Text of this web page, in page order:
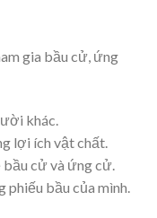
gia bầu cử, ứng
khác.
lợi ích vật chất.
cử và ứng cử.
bầu của mình.